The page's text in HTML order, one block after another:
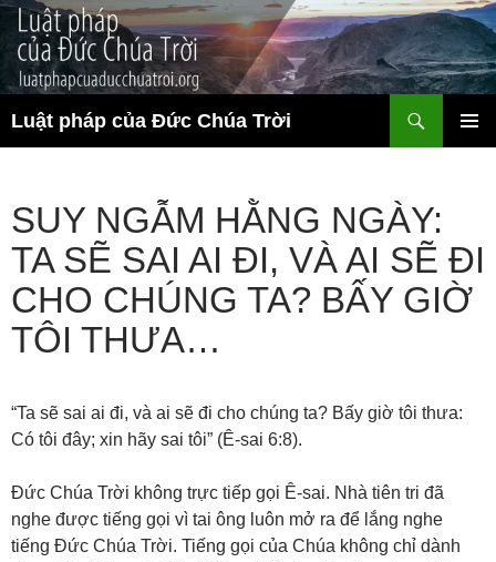
Chuyển
đến
nội
dung
Luật pháp của Đức Chúa Trời
kiếm
SUY NGẪM HẰNG NGÀY:
TA SẼ SAI AI ĐI, VÀ AI SẼ ĐI
CHO CHÚNG TA? BẤY GIỜ
TÔI THƯA…
“Ta sẽ sai ai đi, và ai sẽ đi cho chúng ta? Bấy giờ tôi thưa:
Có tôi đây; xin hãy sai tôi” (Ê-sai 6:8).
Đức Chúa Trời không trực tiếp gọi Ê-sai. Nhà tiên tri đã
nghe được tiếng gọi vì tai ông luôn mở ra để lắng nghe
tiếng Đức Chúa Trời. Tiếng gọi của Chúa không chỉ dành